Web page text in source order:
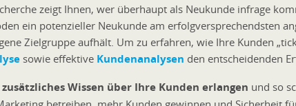
zeigt Ihnen, wer überhaupt als Neukunde infrage
ein potenzieller Neukunde am erfolgversprechendsten
Zielgruppe aufhält. Um zu erfahren, wie Ihre Kunden
sowie effektive Kundenanalysen den entscheidenden
Wissen über Ihre Kunden erlangen und so